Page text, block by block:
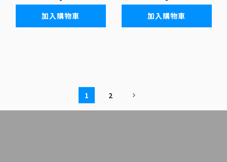
加入購物車 加入購物車
1 2